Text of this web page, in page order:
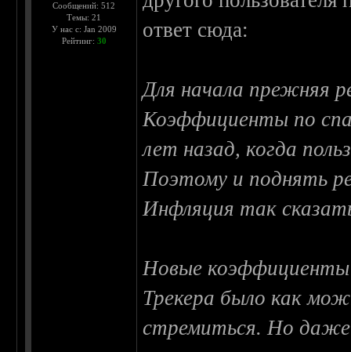
Сообщений: 512
Темы: 21
У нас с: Jan 2009
Рейтинг: 30
ответ сюда:
Для начала прежняя
Коэффициенты по
лет назад, когда
Поэтому и поднять
Инфляция так
Новые коэффициенты
Трекера было как
стремиться. Но даже